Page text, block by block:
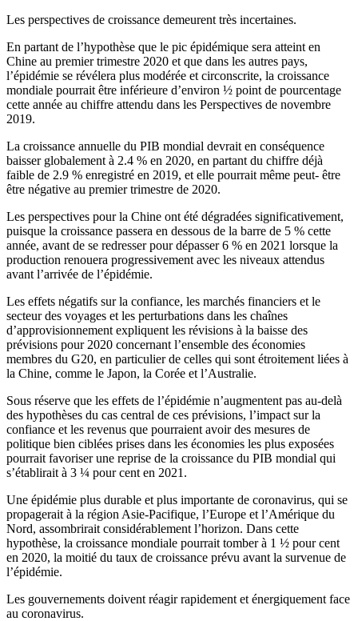
Les perspectives de croissance demeurent très incertaines.
En partant de l’hypothèse que le pic épidémique sera atteint en
Chine au premier trimestre 2020 et que dans les autres pays,
l’épidémie se révélera plus modérée et circonscrite, la croissance
mondiale pourrait être inférieure d’environ ½ point de pourcentage
cette année au chiffre attendu dans les Perspectives de novembre
2019.
La croissance annuelle du PIB mondial devrait en conséquence
baisser globalement à 2.4 % en 2020, en partant du chiffre déjà
faible de 2.9 % enregistré en 2019, et elle pourrait même peut- être
être négative au premier trimestre de 2020.
Les perspectives pour la Chine ont été dégradées significativement,
puisque la croissance passera en dessous de la barre de 5 % cette
année, avant de se redresser pour dépasser 6 % en 2021 lorsque la
production renouera progressivement avec les niveaux attendus
avant l’arrivée de l’épidémie.
Les effets négatifs sur la confiance, les marchés financiers et le
secteur des voyages et les perturbations dans les chaînes
d’approvisionnement expliquent les révisions à la baisse des
prévisions pour 2020 concernant l’ensemble des économies
membres du G20, en particulier de celles qui sont étroitement liées à
la Chine, comme le Japon, la Corée et l’Australie.
Sous réserve que les effets de l’épidémie n’augmentent pas au-delà
des hypothèses du cas central de ces prévisions, l’impact sur la
confiance et les revenus que pourraient avoir des mesures de
politique bien ciblées prises dans les économies les plus exposées
pourrait favoriser une reprise de la croissance du PIB mondial qui
s’établirait à 3 ¼ pour cent en 2021.
Une épidémie plus durable et plus importante de coronavirus, qui se
propagerait à la région Asie-Pacifique, l’Europe et l’Amérique du
Nord, assombrirait considérablement l’horizon. Dans cette
hypothèse, la croissance mondiale pourrait tomber à 1 ½ pour cent
en 2020, la moitié du taux de croissance prévu avant la survenue de
l’épidémie.
Les gouvernements doivent réagir rapidement et énergiquement face
au coronavirus.